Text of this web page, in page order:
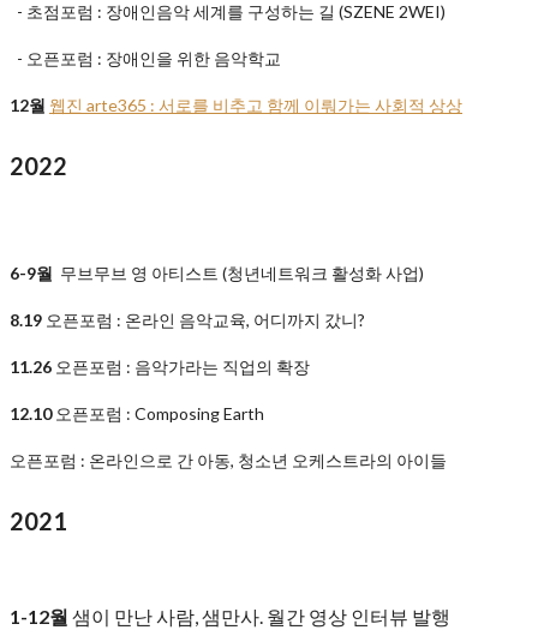
- 초점포럼 : 장애인음악 세계를 구성하는 길 (SZENE 2WEI)
- 오픈포럼 : 장애인을 위한 음악학교
12월 웹진 arte365 : 서로를 비추고 함께 이뤄가는 사회적 상상
2022
6-9월 무브무브 영 아티스트 (청년네트워크 활성화 사업)
8.19 오픈포럼 : 온라인 음악교육, 어디까지 갔니?
11.26 오픈포럼 : 음악가라는 직업의 확장
12.10오픈포럼 : Composing Earth
오픈포럼 : 온라인으로 간 아동, 청소년 오케스트라의 아이들
2021
1-12월 샘이 만난 사람, 샘만사. 월간 영상 인터뷰 발행